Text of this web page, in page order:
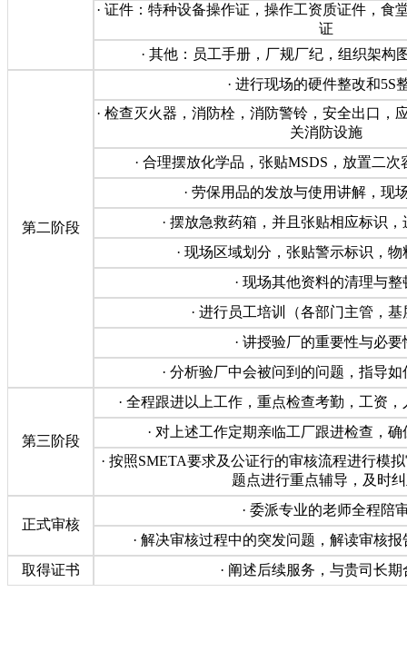
· 证件：特种设备操作证，操作工资质证件，食
证
· 其他：员工手册，厂规厂纪，组织架构
第二阶段
· 进行现场的硬件整改和5S
· 检查灭火器，消防栓，消防警铃，安全出口，
关消防设施
· 合理摆放化学品，张贴MSDS，放置二
· 劳保用品的发放与使用讲解，现
· 摆放急救药箱，并且张贴相应标识
· 现场区域划分，张贴警示标识，
· 现场其他资料的清理与整
· 进行员工培训（各部门主管，
· 讲授验厂的重要性与必要
· 分析验厂中会被问到的问题，指导
第三阶段
· 全程跟进以上工作，重点检查考勤，工资
· 对上述工作定期亲临工厂跟进检查，
· 按照SMETA要求及公证行的审核流程进行模
题点进行重点辅导，及时
正式审核
· 委派专业的老师全程陪
· 解决审核过程中的突发问题，解读审核
取得证书
· 阐述后续服务，与贵司长期